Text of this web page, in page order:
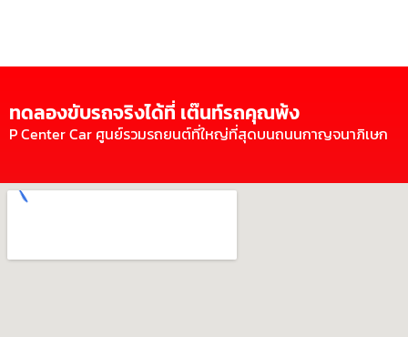
ทดลองขับรถจริงได้ที่ เต๊นท์รถคุณพ้ง
P Center Car ศูนย์รวมรถยนต์ที่ใหญ่ที่สุดบนถนนกาญจนาภิเษก